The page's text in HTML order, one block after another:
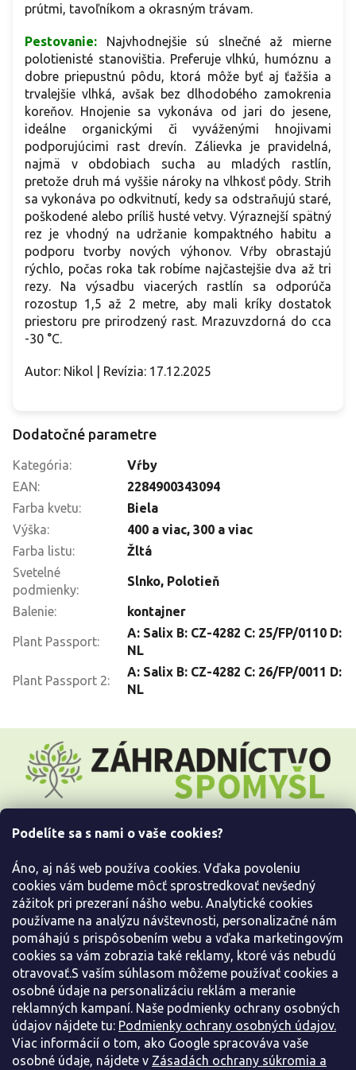
Podelíte sa s nami o vaše cookies?
Áno, aj náš web používa cookies. Vďaka povoleniu
cookies vám budeme môcť sprostredkovať nevšedný
zážitok pri prezeraní nášho webu. Analytické cookies
používame na analýzu návštevnosti, personalizačné nám
pomáhajú s prispôsobením webu a vďaka marketingovým
cookies sa vám zobrazia také reklamy, ktoré vás nebudú
otravovať.S vaším súhlasom môžeme používať cookies a
osobné údaje na personalizáciu reklám a meranie
reklamných kampaní. Naše podmienky ochrany osobných
údajov nájdete tu: Podmienky ochrany osobných údajov.
Viac informácií o tom, ako Google spracováva vaše
osobné údaje, nájdete v Zásadách ochrany súkromia a
prútmi, tavoľníkom a okrasným trávam.
Pestovanie:
Najvhodnejšie sú slnečné až mierne
polotienisté stanovištia. Preferuje vlhkú, humóznu a
dobre priepustnú pôdu, ktorá môže byť aj ťažšia a
trvalejšie vlhká, avšak bez dlhodobého zamokrenia
koreňov. Hnojenie sa vykonáva od jari do jesene,
ideálne organickými či vyváženými hnojivami
podporujúcimi rast drevín. Zálievka je pravidelná,
najmä v obdobiach sucha au mladých rastlín,
pretože druh má vyššie nároky na vlhkosť pôdy. Strih
sa vykonáva po odkvitnutí, kedy sa odstraňujú staré,
poškodené alebo príliš husté vetvy. Výraznejší spätný
rez je vhodný na udržanie kompaktného habitu a
podporu tvorby nových výhonov. Vŕby obrastajú
rýchlo, počas roka tak robíme najčastejšie dva až tri
rezy. Na výsadbu viacerých rastlín sa odporúča
rozostup 1,5 až 2 metre, aby mali kríky dostatok
priestoru pre prirodzený rast. Mrazuvzdorná do cca
-30 °C.
Autor: Nikol | Revízia: 17.12.2025
Dodatočné parametre
Kategória:
Vŕby
EAN:
2284900343094
Farba kvetu:
Biela
Výška: 400 a viac, 300 a viac
Farba listu:
Žltá
Svetelné
podmienky:
Slnko, Polotieň
Balenie: kontajner
Plant Passport:
A: Salix B: CZ-4282 C: 25/FP/0110 D:
NL
Plant Passport 2:
A: Salix B: CZ-4282 C: 26/FP/0011 D:
NL
t
Informácie pre Vás
Kontaktujte nás